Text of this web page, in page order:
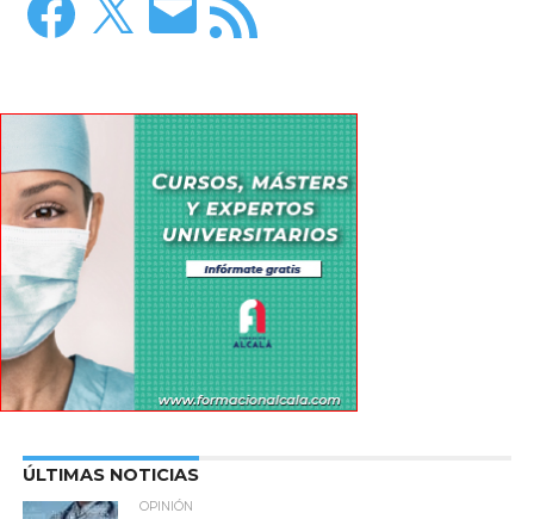
electrónico
RSS
ÚLTIMAS NOTICIAS
OPINIÓN